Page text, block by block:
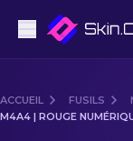
Milieu de
ACCUEIL FUSILS
M4A4 | ROUGE